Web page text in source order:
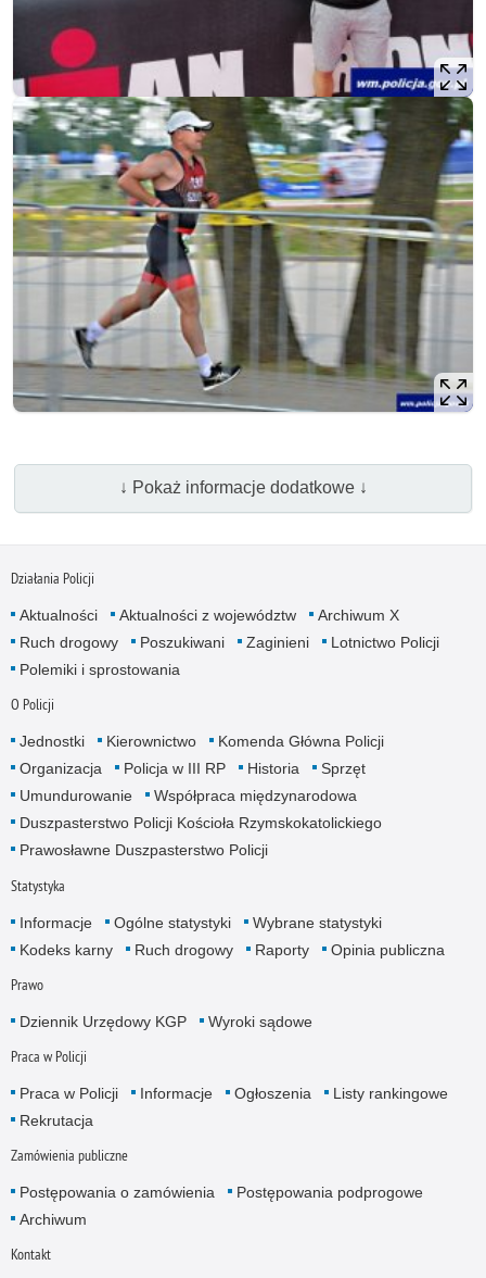
↓ Pokaż informacje dodatkowe ↓
Działania Policji
Aktualności Aktualności z województw
Archiwum X
Ruch drogowy
Poszukiwani Zaginieni
Lotnictwo Policji
Polemiki i sprostowania
O Policji
Jednostki Kierownictwo
Komenda Główna Policji
Organizacja
Policja w III RP Historia
Sprzęt
Umundurowanie
Współpraca międzynarodowa
Duszpasterstwo Policji Kościoła Rzymskokatolickiego
Prawosławne Duszpasterstwo Policji
Statystyka
Informacje Ogólne statystyki
Wybrane statystyki
Kodeks karny
Ruch drogowy Raporty Opinia publiczna
Prawo
Dziennik Urzędowy KGP Wyroki sądowe
Praca w Policji
Praca w Policji Informacje Ogłoszenia
Listy rankingowe
Rekrutacja
Zamówienia publiczne
Postępowania o zamówienia
Postępowania podprogowe
Archiwum
Kontakt